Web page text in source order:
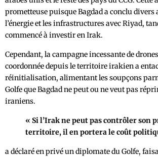
prometteuse puisque Bagdad a conclu divers
l’énergie et les infrastructures avec Riyad,
commencé à investir en Irak.
Cependant, la campagne incessante de
coordonnée depuis le territoire irakien a
réinitialisation, alimentant les soupçons
Golfe que Bagdad ne peut ou ne veut pas
iraniens.
« Si l’Irak ne peut pas contrôler son
territoire, il en portera le coût
a déclaré en privé un diplomate du Golfe,